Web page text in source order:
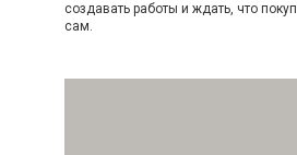
создавать работы и ждать, что
сам.